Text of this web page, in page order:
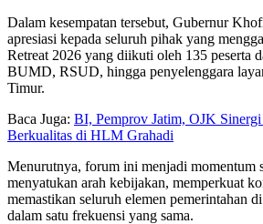
Dalam kesempatan tersebut, Gubernur
apresiasi kepada seluruh pihak yang
Retreat 2026 yang diikuti oleh 135 peserta
BUMD, RSUD, hingga penyelenggara
Timur.
Baca Juga: BI, Pemprov Jatim, OJK Sinergi
Berkualitas di HLM Grahadi
Menurutnya, forum ini menjadi momentum
menyatukan arah kebijakan, memperkuat
memastikan seluruh elemen pemerintahan
dalam satu frekuensi yang sama.